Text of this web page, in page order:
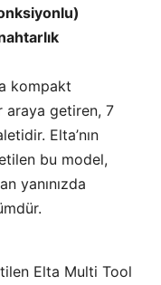
kompakt
araya getiren, 7
Elta’nın
bu model,
yanınızda
Elta Multi Tool